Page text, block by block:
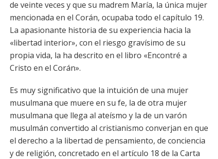
de veinte veces y que su madrem María, la única mujer
mencionada en el Corán, ocupaba todo el capítulo 19.
La apasionante historia de su experiencia hacia la
«libertad interior», con el riesgo gravísimo de su
propia vida, la ha descrito en el libro «Encontré a
Cristo en el Corán».
Es muy significativo que la intuición de una mujer
musulmana que muere en su fe, la de otra mujer
musulmana que llega al ateísmo y la de un varón
musulmán convertido al cristianismo converjan en que
el derecho a la libertad de pensamiento, de conciencia
y de religión, concretado en el artículo 18 de la Carta